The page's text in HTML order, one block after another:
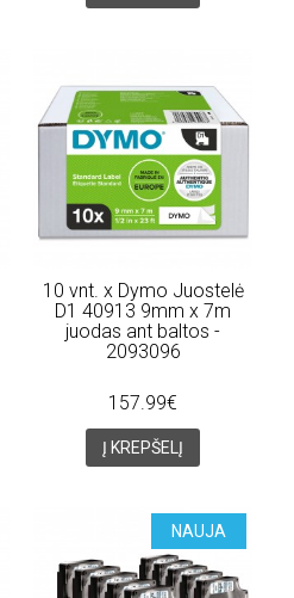
10 vnt. x Dymo Juostelė
D1 40913 9mm x 7m
juodas ant baltos -
2093096
157.99€
Į KREPŠELĮ
NAUJA